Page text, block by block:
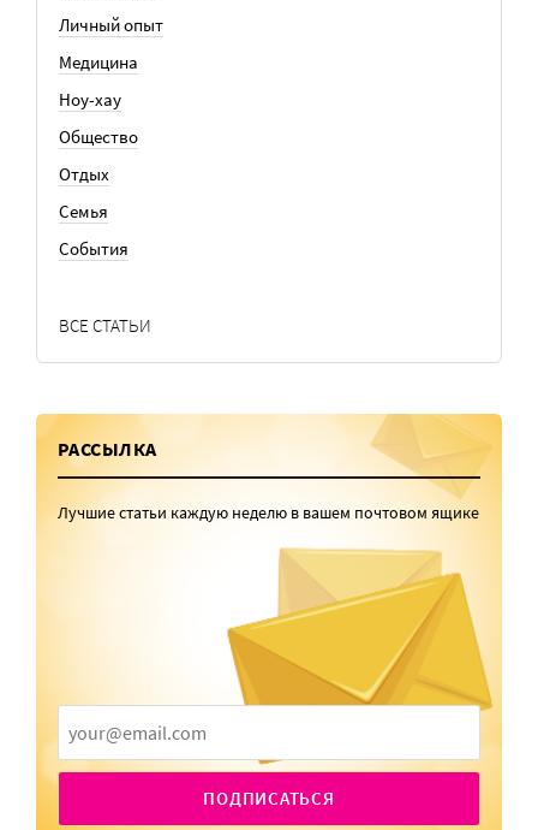
Личный опыт
Медицина
Ноу-хау
Общество
Отдых
Семья
События
ВСЕ СТАТЬИ
РАССЫЛКА
Лучшие статьи каждую неделю в вашем почтовом ящике
ПОДПИСАТЬСЯ